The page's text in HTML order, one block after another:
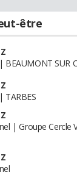
être
SUR
TARBES
| Groupe Cercle